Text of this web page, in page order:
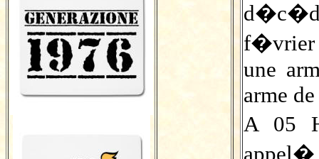
une
arme
A 05
appel�